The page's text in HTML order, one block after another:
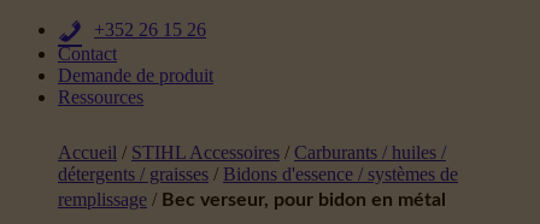
+352 26 15 26
Contact
Demande de produit
Ressources
Accueil / STIHL Accessoires / Carburants / huiles /
détergents / graisses / Bidons d'essence / systèmes de
remplissage / Bec verseur, pour bidon en métal